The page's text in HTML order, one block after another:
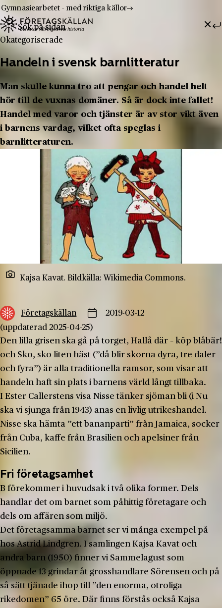
Hoppa till innehåll
Till innehåll
Gymnasiearbetet - med riktiga källor
Sök efter:
Okategoriserade
Handeln i svensk barnlitteratur
Man skulle kunna tro att pengar och handel helt
hör till de vuxnas domäner. Så är dock inte fallet!
Handel med varor och tjänster är av stor vikt även
i barnens vardag, vilket ofta speglas i
barnlitteraturen.
Kajsa Kavat. Bildkälla: Wikimedia Commons.
Företagskällan
2019-03-12
(uppdaterad 2025-04-25)
Den lilla grisen ska gå på torget, Hallå där – köp blåbär!
och Sko, sko liten häst (”då blir skorna dyra, tre daler
och fyra”) är alla traditionella ramsor, som visar att
handeln haft sin plats i barnens värld långt tillbaka.
I Ester Callerstens visa Nisse tänker sjöman bli (i Nu
ska vi sjunga från 1943) anas en livlig utrikeshandel.
Nisse ska hämta ”ett bananparti” från Jamaica, socker
från Cuba, kaffe från Brasilien och apelsiner från
Sicilien.
Fri företagsamhet
B förekommer i huvudsak i två olika former. Dels
handlar det om barnet som påhittig företagare och
dels om affären som miljö.
Det företagsamma barnet ser vi många exempel på
hos Astrid Lindgren. I samlingen Kajsa Kavat och
andra barn (1950) finner vi Sammelagust som
öppnade 13 grindar åt grosshandlare Sörensen och på
så sätt tjänade ihop till ”den enorma, otroliga
rikedomen” 65 öre. Där finns förstås också Kajsa